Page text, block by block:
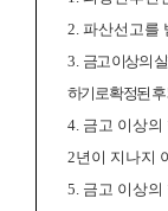
2. 파산선고를
3. 금고 이상의
하기로 확정된 후
4. 금고 이상의
2년이 지나지
5. 금고 이상